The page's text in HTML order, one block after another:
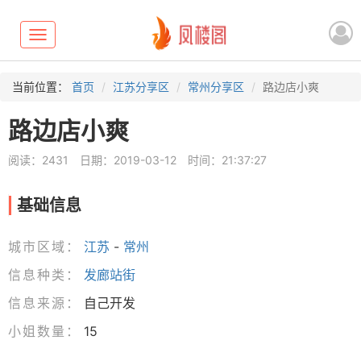
Toggle
navigation
当前位置： 首页 江苏分享区 常州分享区 路边店小爽
路边店小爽
阅读：2431 日期：2019-03-12 时间：21:37:27
基础信息
城市区域： 江苏 - 常州
信息种类：
发廊站街
信息来源：
自己开发
小姐数量：
15